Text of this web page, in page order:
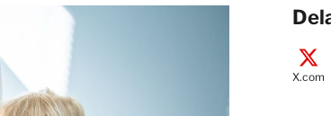
X.com